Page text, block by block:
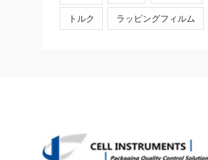
トルク ラッピングフィルム